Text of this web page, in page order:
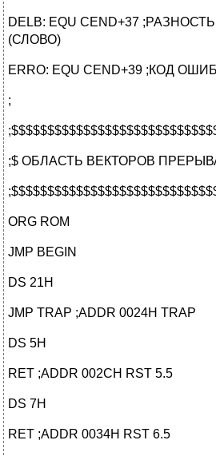
DELB: EQU CEND+37
(СЛОВО)
ERRO: EQU CEND+39 ;КОД
;
;$ ОБЛАСТЬ ВЕКТОРОВ
ORG ROM
JMP BEGIN
DS 21H
JMP TRAP ;ADDR 0024H TRAP
DS 5H
RET ;ADDR 002CH RST 5.5
DS 7H
RET ;ADDR 0034H RST 6.5